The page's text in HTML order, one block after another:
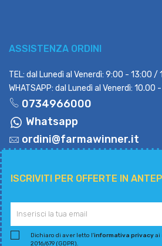
ASSISTENZA ORDINI
TEL: dal Lunedì al Venerdì: 9:00 - 13:00 /
WHATSAPP: dal Lunedì al Venerdì: 10.00
0734966000
Whatsapp
ordini@farmawinner.it
ISCRIVITI PER OFFERTE IN
Dichiaro di aver letto l'informativa privacyai
2016/679 (GDPR).